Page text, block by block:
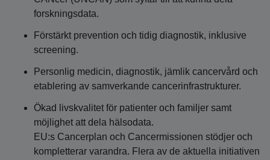
forskningsdata.
Förstärkt prevention och tidig diagnostik, inklusive
screening.
Personlig medicin, diagnostik, jämlik cancervård och
etablering av samverkande cancerinfrastrukturer.
Ökad livskvalitet för patienter och familjer samt
möjlighet att dela hälsodata.
EU:s Cancerplan och Cancermissionen stödjer och
kompletterar varandra. Flera av de aktuella initiativen